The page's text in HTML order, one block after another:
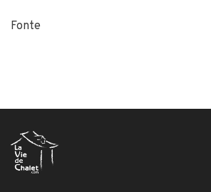
Fonte